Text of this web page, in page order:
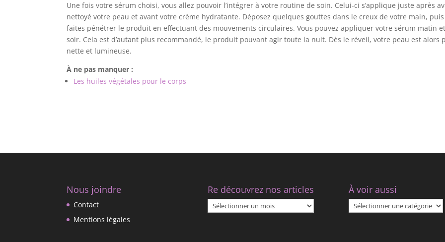
Une fois votre sérum choisi, vous allez pouvoir l’intégrer à votre routine de soin. Celui-ci s’applique juste après
nettoyé votre peau et avant votre crème hydratante. Déposez quelques gouttes dans le creux de votre main, puis
faites pénétrer le produit en effectuant des mouvements circulaires. Vous pouvez appliquer votre sérum matin
soir. Cela est d’autant plus recommandé, le produit pouvant agir toute la nuit. Dès le réveil, votre peau est alors
nette et lumineuse.
À ne pas manquer :
Les huiles végétales pour le corps
Nous joindre
Contact
Mentions légales
Re découvrez nos articles
Re
découvrez
À voir aussi
voir